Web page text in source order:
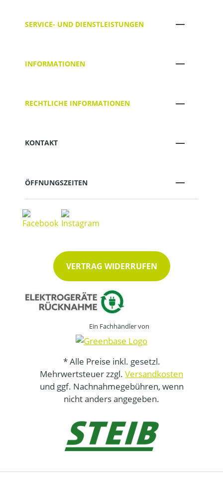
SERVICE- UND DIENSTLEISTUNGEN
INFORMATIONEN
RECHTLICHE INFORMATIONEN
KONTAKT
ÖFFNUNGSZEITEN
VERTRAG WIDERRUFEN
Ein Fachhändler von
* Alle Preise inkl. gesetzl.
Mehrwertsteuer zzgl. Versandkosten
und ggf. Nachnahmegebühren, wenn
nicht anders angegeben.